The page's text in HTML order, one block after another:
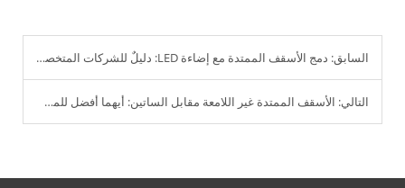
السابق: دمج الأسقف الممتدة مع إضاءة LED: دليلٌ للشركات المتخصصة في الإضاءة
التالي: الأسقف الممتدة غير اللامعة مقابل الساتين: أيهما أفضل للمصممين والمنفذين؟